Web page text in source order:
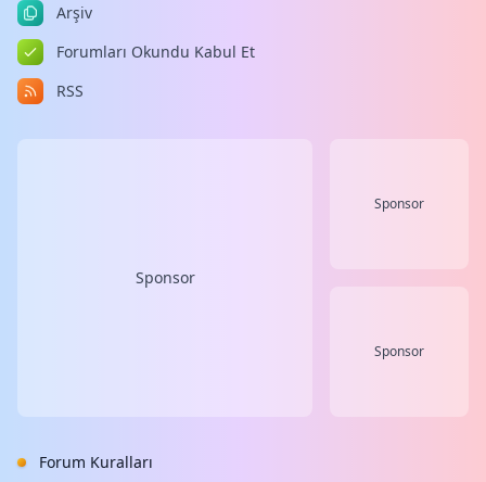
Arşiv
Forumları Okundu Kabul Et
RSS
Sponsor
Sponsor
Sponsor
Forum Kuralları